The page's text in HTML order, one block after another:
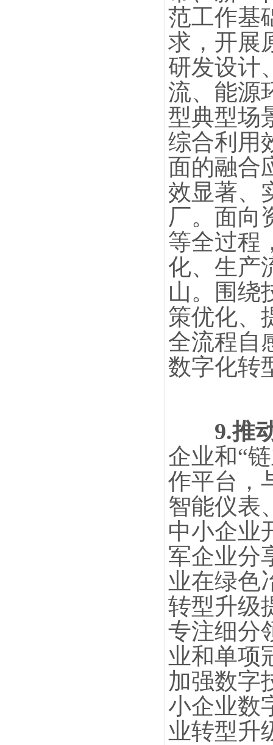
范工作基
求，开展
研发设计
流、能源
型典型场
综合利用
面的融合
效显著、
厂。面向
等全过程
化、生产
山。围绕
策优化、
全流程自
数字化转
9.推
企业和“
作平台，
智能仪表
中小企业
军企业分
业在绿色
转型升级
专注细分
业和单项
加强数字
小企业数
业转型升